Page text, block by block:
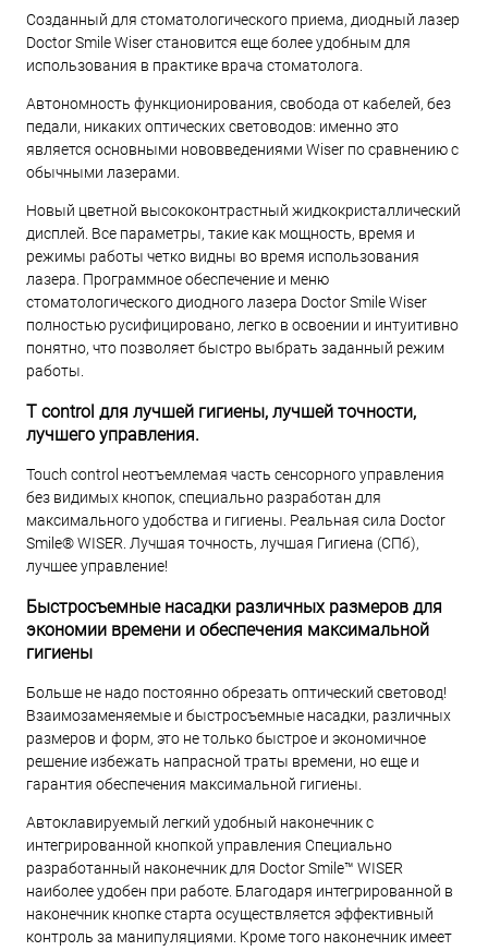
Созданный для стоматологического приема, диодный лазер
Doctor Smile Wiser становится еще более удобным для
использования в практике врача стоматолога.
Автономность функционирования, свобода от кабелей, без
педали, никаких оптических световодов: именно это
является основными нововведениями Wiser по сравнению с
обычными лазерами.
Новый цветной высококонтрастный жидкокристаллический
дисплей. Все параметры, такие как мощность, время и
режимы работы четко видны во время использования
лазера. Программное обеспечение и меню
стоматологического диодного лазера Doctor Smile Wiser
полностью русифицировано, легко в освоении и интуитивно
понятно, что позволяет быстро выбрать заданный режим
работы.
T control для лучшей гигиены, лучшей точности,
лучшего управления.
Touch control неотъемлемая часть сенсорного управления
без видимых кнопок, специально разработан для
максимального удобства и гигиены. Реальная сила Doctor
Smile® WISER. Лучшая точность, лучшая Гигиена (СПб),
лучшее управление!
Быстросъемные насадки различных размеров для
экономии времени и обеспечения максимальной
гигиены
Больше не надо постоянно обрезать оптический световод!
Взаимозаменяемые и быстросъемные насадки, различных
размеров и форм, это не только быстрое и экономичное
решение избежать напрасной траты времени, но еще и
гарантия обеспечения максимальной гигиены.
Автоклавируемый легкий удобный наконечник с
интегрированной кнопкой управления Специально
разработанный наконечник для Doctor Smile™ WISER
наиболее удобен при работе. Благодаря интегрированной в
наконечник кнопке старта осуществляется эффективный
контроль за манипуляциями. Кроме того наконечник имеет